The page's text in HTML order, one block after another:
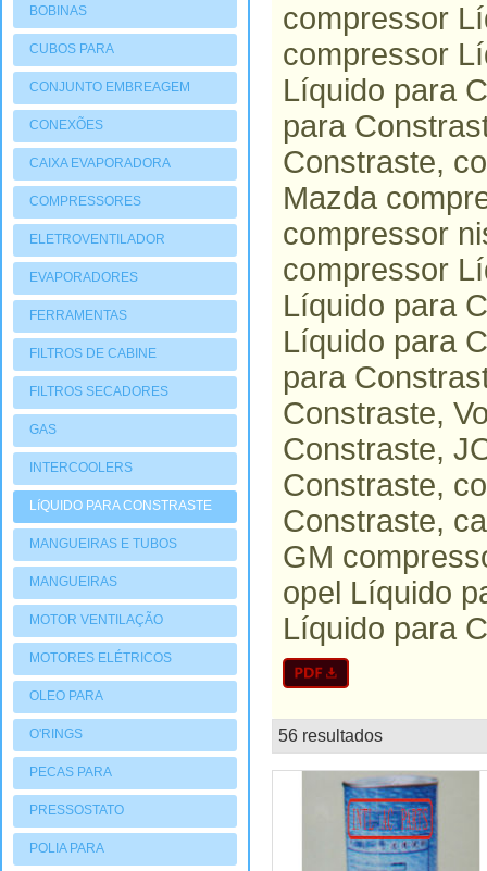
PNEUMATIOCOS
BOBINAS
CUBOS PARA
COMPRESSORES
CONJUNTO EMBREAGEM
CONEXÕES
CAIXA EVAPORADORA
COMPRESSORES
ELETROVENTILADOR
EVAPORADORES
FERRAMENTAS
FILTROS DE CABINE
FILTROS SECADORES
GAS
INTERCOOLERS
LíQUIDO PARA CONSTRASTE
MANGUEIRAS E TUBOS
MANGUEIRAS
MOTOR VENTILAÇÃO
MOTORES ELÉTRICOS
OLEO PARA
COMPRESSORES
O'RINGS
PECAS PARA
COMPRESSORES
PRESSOSTATO
POLIA PARA
compressor
compressor
Líquido para
para
Constraste,
Mazda
compressor
compressor
Líquido para
Líquido para
para
Constraste,
Constraste,
Constraste,
Constraste,
GM
opel Líquido
Líquido para
56 resultados